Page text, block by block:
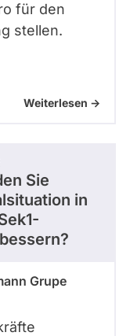
für den
stellen.
Weiterlesen ->
Sie
in
Grupe